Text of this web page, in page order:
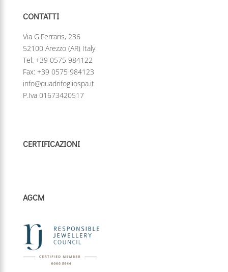
CONTATTI
Via G.Ferraris, 236
52100 Arezzo (AR) Italy
Tel: +39 0575 984122
Fax: +39 0575 984123
info@quadrifogliospa.it
P.Iva 01673420517
CERTIFICAZIONI
AGCM